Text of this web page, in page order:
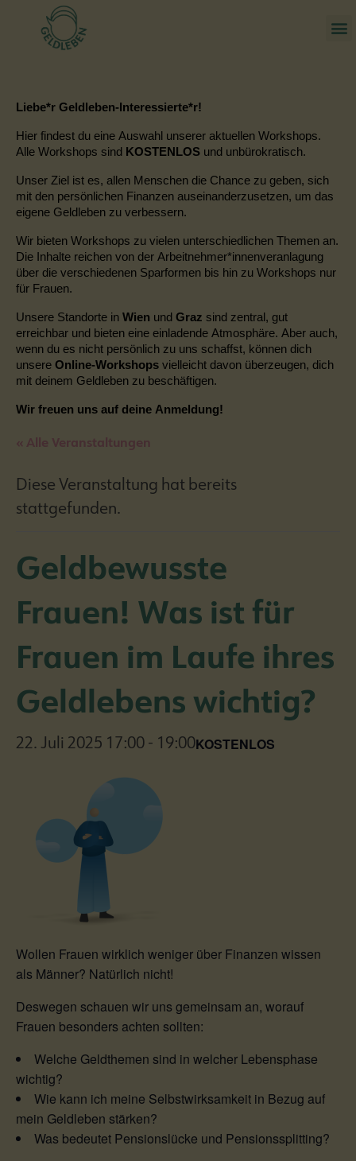
Liebe*r Geldleben-Interessierte*r!
Hier findest du eine Auswahl unserer aktuellen Workshops.
Alle Workshops sind KOSTENLOS und unbürokratisch.
Unser Ziel ist es, allen Menschen die Chance zu geben, sich
mit den persönlichen Finanzen auseinanderzusetzen, um das
eigene Geldleben zu verbessern.
Wir bieten Workshops zu vielen unterschiedlichen Themen an.
Die Inhalte reichen von der Arbeitnehmer*innenveranlagung
über die verschiedenen Sparformen bis hin zu Workshops nur
für Frauen.
Unsere Standorte in Wien und Graz sind zentral, gut
erreichbar und bieten eine einladende Atmosphäre. Aber auch,
wenn du es nicht persönlich zu uns schaffst, können dich
unsere Online-Workshops vielleicht davon überzeugen, dich
mit deinem Geldleben zu beschäftigen.
Wir freuen uns auf deine Anmeldung!
« Alle Veranstaltungen
Diese Veranstaltung hat bereits
stattgefunden.
Geldbewusste
Frauen! Was ist für
Frauen im Laufe ihres
Geldlebens wichtig?
22. Juli 2025 17:00 - 19:00KOSTENLOS
Wollen Frauen wirklich weniger über Finanzen wissen
als Männer? Natürlich nicht!
Deswegen schauen wir uns gemeinsam an, worauf
Frauen besonders achten sollten:
Welche Geldthemen sind in welcher Lebensphase
wichtig?
Wie kann ich meine Selbstwirksamkeit in Bezug auf
mein Geldleben stärken?
Was bedeutet Pensionslücke und Pensionssplitting?